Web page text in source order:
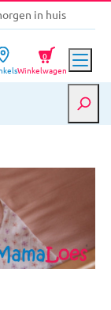
in huis
in huis
Winkelwagen
0